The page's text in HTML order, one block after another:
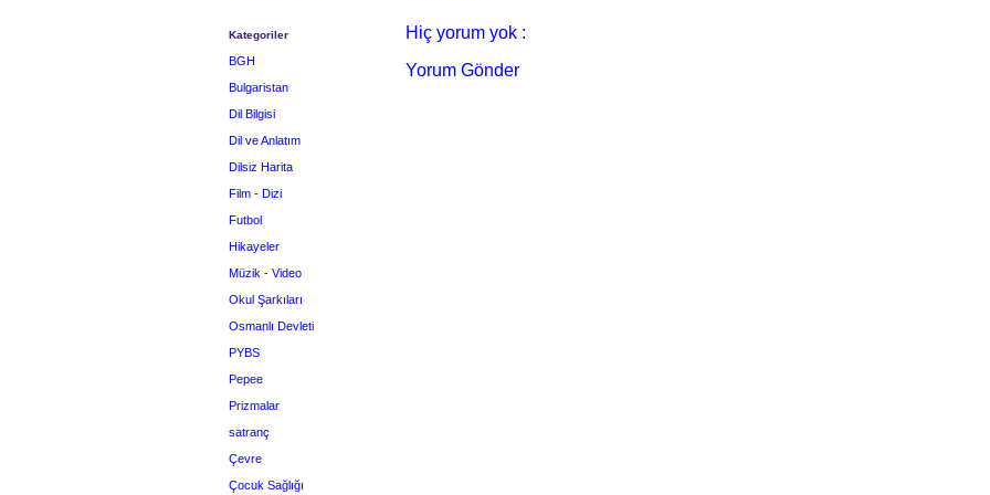
Hiç yorum yok :
Yorum Gönder
Kategoriler
BGH
Bulgaristan
Dil Bilgisi
Dil ve Anlatım
Dilsiz Harita
Film - Dizi
Futbol
Hikayeler
Müzik - Video
Okul Şarkıları
Osmanlı Devleti
PYBS
Pepee
Prizmalar
satranç
Çevre
Çocuk Sağlığı